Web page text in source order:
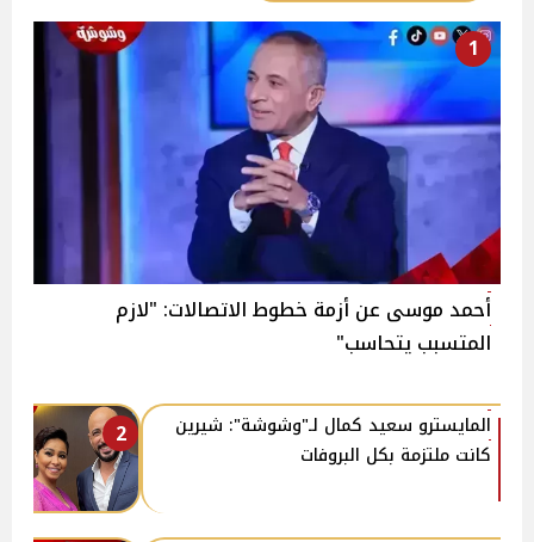
1
أحمد موسى عن أزمة خطوط الاتصالات: "لازم
المتسبب يتحاسب"
2
المايسترو سعيد كمال لـ"وشوشة": شيرين
كانت ملتزمة بكل البروفات